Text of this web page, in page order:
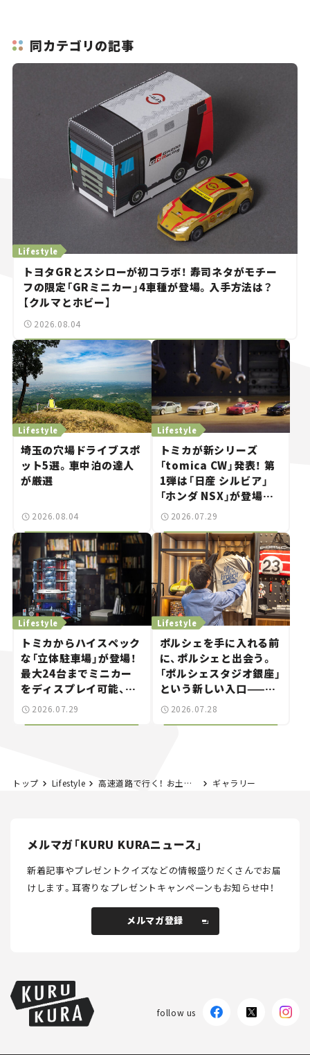
同カテゴリの記事
トヨタGRとスシローが初コラボ！ 寿司ネタがモチー
フの限定「GRミニカー」4車種が登場。入手方法は？
【クルマとホビー】
Lifestyle
2026.08.04
埼玉の穴場ドライブスポ
ット5選。車中泊の達人
が厳選
Lifestyle
2026.08.04
トミカが新シリーズ
「tomica CW」発表！ 第
1弾は「日産 シルビア」
「ホンダ NSX」が登場。
世界が注目す
とホビー】
Lifestyle
2026.07.29
トミカからハイスペック
な「立体駐車場」が登場！
最大24台までミニカー
をディスプレイ可能、特
別な「日産 GT-R
Lifestyle
2026.07.29
ポルシェを手に入れる前
に、ポルシェと出会う。
「ポルシェスタジオ銀座」
という新しい入口——連
載｜CCGとクルマでどう
Lifestyle
2026.07.28
トップ Lifestyle 高速道路で行く！ お土産県境を探してみた。 静岡「うなぎパイ」編 ギャラリー
メルマガ「KURU KURAニュース」
新着記事やプレゼントクイズなどの情報盛りだくさんでお届
けします。耳寄りなプレゼントキャンペーンもお知らせ中！
メルマガ登録
follow us